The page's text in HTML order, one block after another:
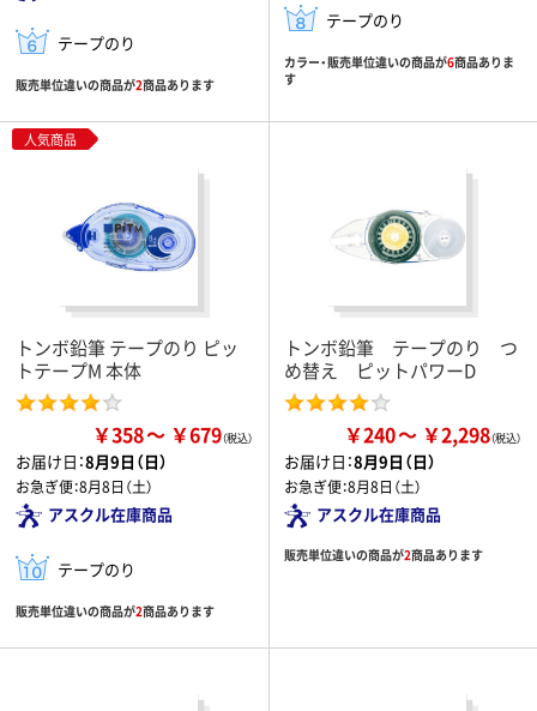
テープのり
販売単位違いの商品が2商品あります
テープのり
カラー・販売単位違いの商品が6商品ありま
す
人気商品
トンボ鉛筆 テープのり ピッ
トテープM 本体
￥358 ￥679
お届け日：8月9日（日）
お急ぎ便：8月8日（土）
アスクル在庫商品
テープのり
販売単位違いの商品が2商品あります
トンボ鉛筆 テープのり つ
め替え ピットパワーD
￥240 ￥2,298
お届け日：8月9日（日）
お急ぎ便：8月8日（土）
アスクル在庫商品
販売単位違いの商品が2商品あります